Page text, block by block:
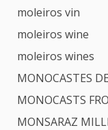
moleiros vin
moleiros wine
moleiros wines
MONOCASTES
MONOCASTS
MONSARAZ